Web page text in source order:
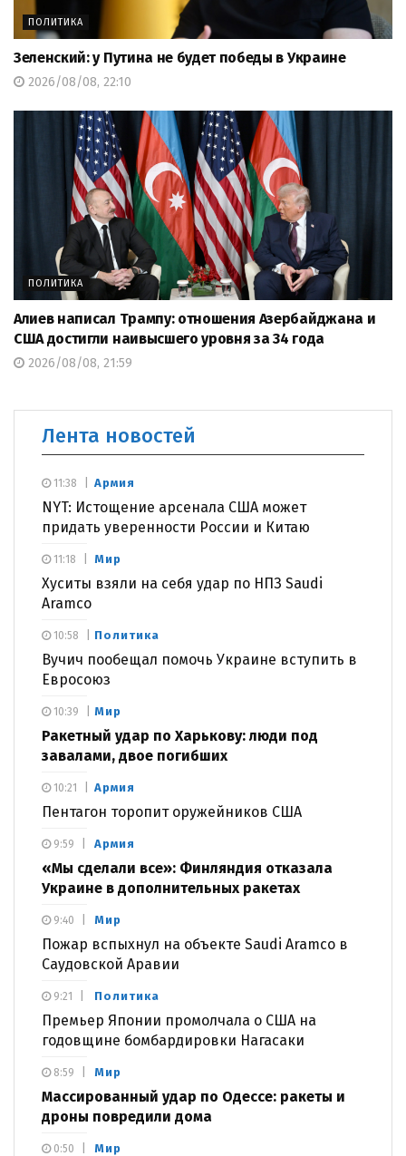
ПОЛИТИКА
Зеленский: у Путина не будет победы в Украине
2026/08/08, 22:10
ПОЛИТИКА
Алиев написал Трампу: отношения Азербайджана и
США достигли наивысшего уровня за 34 года
2026/08/08, 21:59
Лента новостей
Армия
NYT: Истощение арсенала США может
придать уверенности России и Китаю
11:38
Мир
Хуситы взяли на себя удар по НПЗ Saudi
Aramco
11:18
Политика
Вучич пообещал помочь Украине вступить в
Евросоюз
10:58
Мир
Ракетный удар по Харькову: люди под
завалами, двое погибших
10:39
Армия
Пентагон торопит оружейников США
10:21
Армия
«Мы сделали все»: Финляндия отказала
Украине в дополнительных ракетах
9:59
Мир
Пожар вспыхнул на объекте Saudi Aramco в
Саудовской Аравии
9:40
Политика
Премьер Японии промолчала о США на
годовщине бомбардировки Нагасаки
9:21
Мир
Массированный удар по Одессе: ракеты и
дроны повредили дома
8:59
Мир
0:50